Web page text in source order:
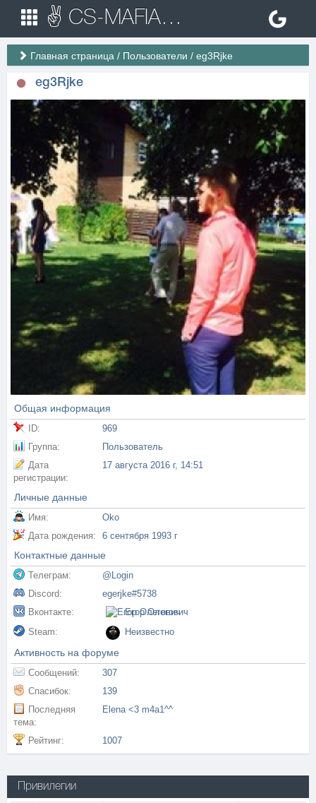
✌ CS-MAFIA.RU ✌ Игровые сервера Counter Strike 1.6
Главная страница / Пользователи / eg3Rjke
eg3Rjke
Общая информация
ID:
969
Группа:
Пользователь
Дата
регистрации:
17 августа 2016 г, 14:51
Личные данные
Имя:
Oko
Дата рождения:
6 сентября 1993 г
Контактные данные
Телеграм:
@Login
Discord:
egerjke#5738
Вконтакте:
Егор Олегович
Steam:
Неизвестно
Активность на форуме
Сообщений:
307
Спасибок:
139
Последняя
тема:
Elena <3 m4a1^^
Рейтинг: 1007
Привилегии